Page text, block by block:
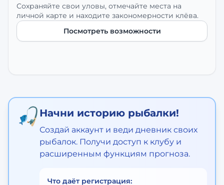
Сохраняйте свои уловы, отмечайте места на
личной карте и находите закономерности клёва.
Посмотреть возможности
🎣 Начни историю рыбалки!
Создай аккаунт и веди дневник своих
рыбалок. Получи доступ к клубу и
расширенным функциям прогноза.
Что даёт регистрация: